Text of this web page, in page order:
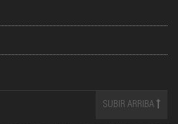
SUBIR ARRIBA